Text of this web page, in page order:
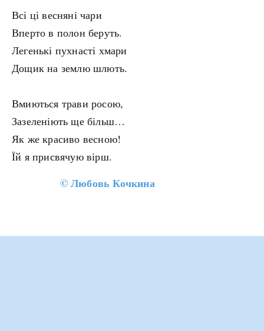
Всі ці весняні чари
Вперто в полон беруть.
Легенькі пухнасті хмари
Дощик на землю шлють.
Вмиються трави росою,
Зазеленіють ще більш…
Як же красиво весною!
Їй я присвячую вірш.
©Любовь Кочкина